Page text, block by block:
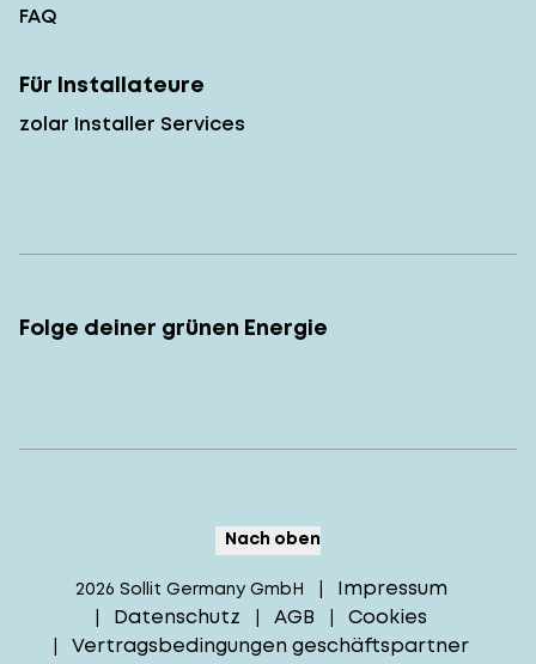
FAQ
Für Installateure
zolar Installer Services
Folge deiner grünen Energie
Nach oben
2026 Sollit Germany GmbH | Impressum
| Datenschutz | AGB | Cookies
| Vertragsbedingungen geschäftspartner